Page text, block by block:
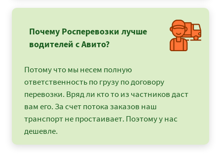
Почему Росперевозки лучше
водителей с Авито?
Потому что мы несем полную
ответственность по грузу по договору
перевозки. Вряд ли кто то из частников даст
вам его. За счет потока заказов наш
транспорт не простаивает. Поэтому у нас
дешевле.